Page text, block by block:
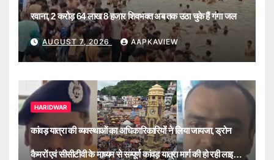
रवाना, 2 करोड़ 64 लाख 8 हजार शिवभक्त अब तक उठा चुके हैं गंगा जल
AUGUST 7, 2026 AAPKAVIEW
HARIDWAR
कांवड़ यात्रा की व्यवस्थाओं का अधिकारिकारियों ने लिया जायजा, ड्रोन
कैमरों एवं सीसीटीवी के माध्यम से सम्पूर्ण कांवड़ यात्रा मार्ग की हो रही लाइव